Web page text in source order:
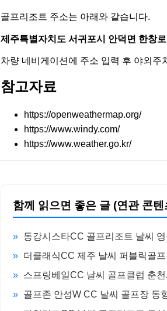
골프리조트 주소는 아래와 같습니다.
제주특별자치도 서귀포시 안덕면 한창
차량 네비게이션에 주소 입력 후 야외주
참고자료
https://openweathermap.org/
https://www.windy.com/
https://www.weather.go.kr/
함께 읽으면 좋은 글 (연관 콘텐
» 동강시스타CC 골프리조트 날씨
» 더클래식CC 제주 날씨 퍼블릭골
» 스프링베일CC 날씨 골프클럽 춘
» 골프존 안성W CC 날씨 골프장 동